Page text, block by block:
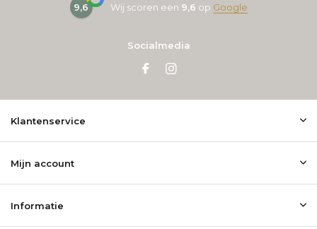
9,6 Wij scoren een 9,6 op Google
Socialmedia
Klantenservice
Mijn account
Informatie